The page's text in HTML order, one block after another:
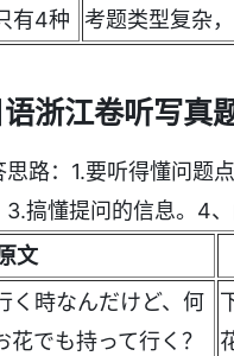
有4种
考题类型复杂
浙江卷听写真
路：1.要听得懂问题
搞懂提问的信息。4、
文
く時なんだけど、何
でも持って行く？